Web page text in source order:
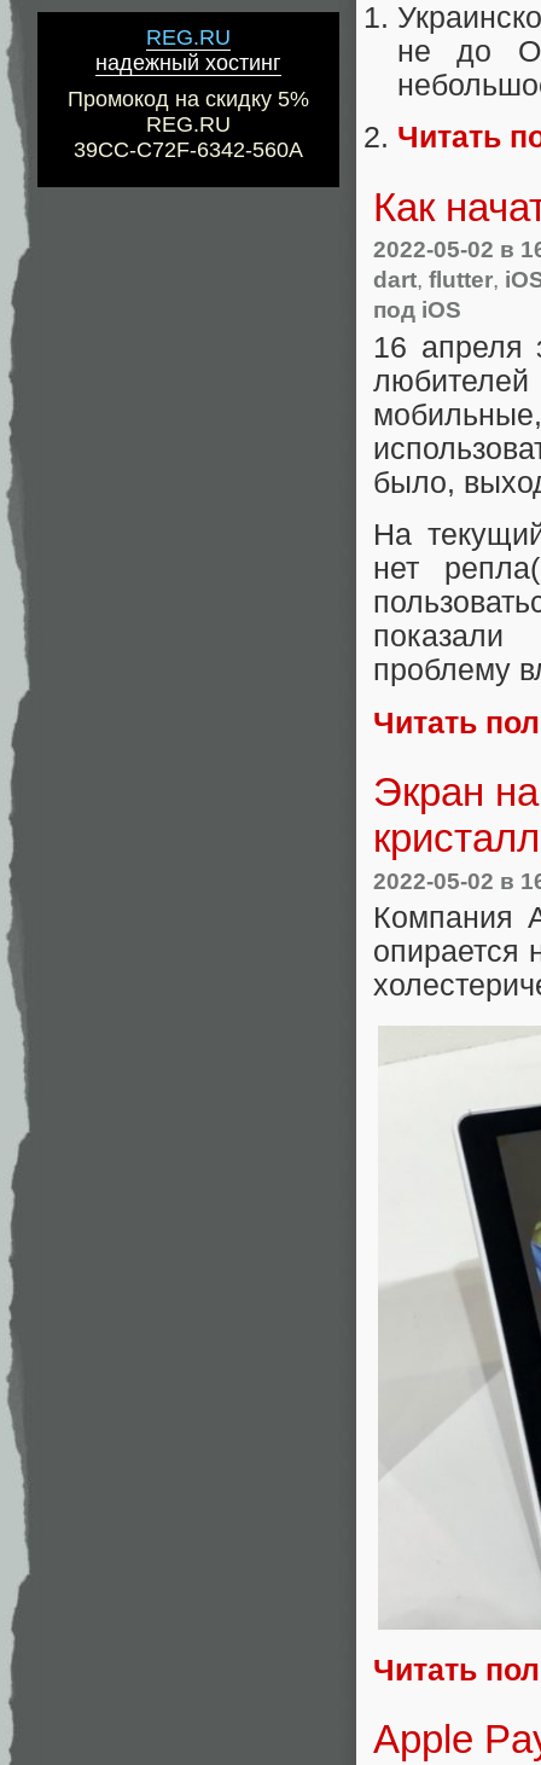
REG.RU
надежный хостинг
Промокод на скидку 5%
REG.RU
39CC-C72F-6342-560A
не до
Читать
Как
2022-05-02 в
dart, flutter,
под iOS
16 апреля
было,
На
нет
проблему
Читать
Экран
2022-05-02 в
Компания
опирается
Читать
Apple